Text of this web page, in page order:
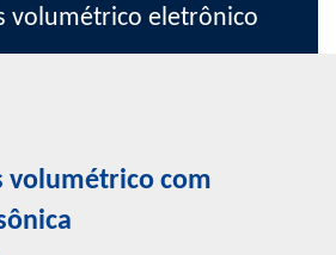
volumétrico eletrônico
e vazão
(6 anos), alimentação externa
volumétrico com